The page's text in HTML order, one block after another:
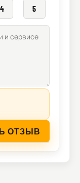
4 5
ОТЗЫВ